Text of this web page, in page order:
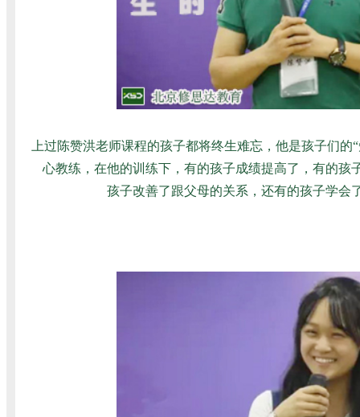
上过陈赞洪老师课程的孩子都将终生难忘，他是孩子们的
心教练，在他的训练下，有的孩子成绩提高了，有的孩
孩子改善了跟父母的关系，还有的孩子学会